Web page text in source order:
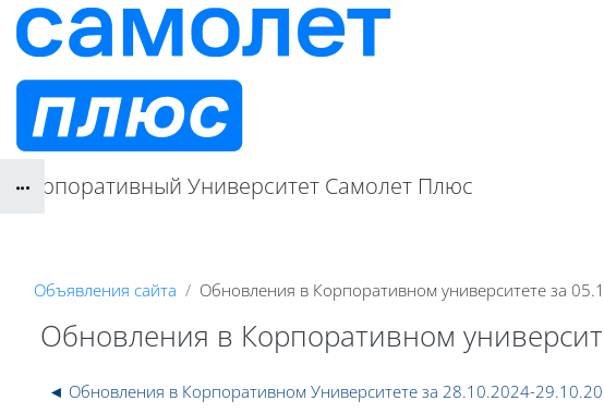
Перейти к основному содержанию
Корпоративный Университет Самолет Плюс
Объявления сайта Обновления в Корпоративном университете за
Блоки
Обновления в Корпоративном
◄ Обновления в Корпоративном Университете за 28.10.2024-